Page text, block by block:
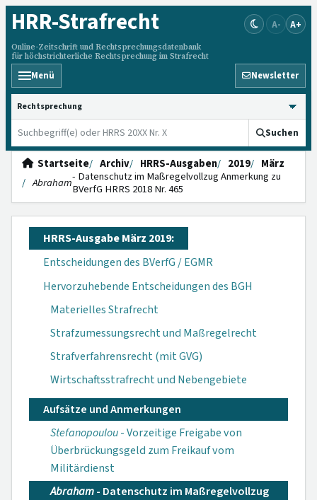
HRR-Strafrecht
Online-Zeitschrift und Rechtsprechungsdatenbank
für höchstrichterliche Rechtsprechung im Strafrecht
A- A+
Menü Newsletter
HRRS durchsuchen
Suchen
Startseite Archiv HRRS-Ausgaben 2019
März
Abraham- Datenschutz im Maßregelvollzug Anmerkung zu
BVerfG HRRS 2018 Nr. 465
HRRS-Ausgabe März 2019:
Entscheidungen des BVerfG / EGMR
Hervorzuhebende Entscheidungen des BGH
Materielles Strafrecht
Strafzumessungsrecht und Maßregelrecht
Strafverfahrensrecht (mit GVG)
Wirtschaftsstrafrecht und Nebengebiete
Aufsätze und Anmerkungen
Stefanopoulou- Vorzeitige Freigabe von
Überbrückungsgeld zum Freikauf vom
Militärdienst
Abraham- Datenschutz im Maßregelvollzug